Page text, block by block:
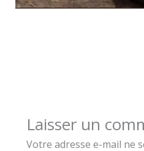
Laisser un
Votre adresse e-mail ne